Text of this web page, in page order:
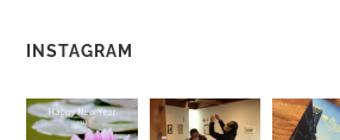
INSTAGRAM